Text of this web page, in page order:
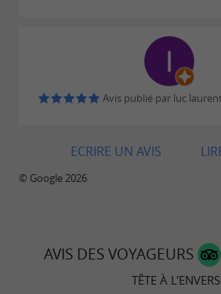
Avis publié par luc
ECRIRE UN AVIS
© Google 2026
AVIS DES VOYAGEURS
TÊTE À L'ENVERS